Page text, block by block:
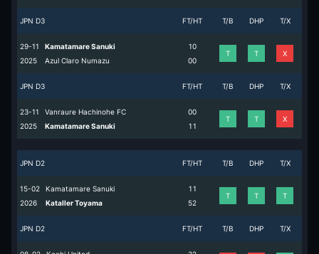
JPN D3 FT/HT T/B DHP T/X
29-11
2025
Kamatamare Sanuki
Azul Claro Numazu
1
0
0
0
T T X
JPN D3 FT/HT T/B DHP T/X
23-11
2025
Vanraure Hachinohe FC
Kamatamare Sanuki
0
1
0
1
T T X
JPN D2 FT/HT T/B DHP T/X
15-02
2026
Kamatamare Sanuki
Kataller Toyama
1
5
1
2
T T T
JPN D2 FT/HT T/B DHP T/X